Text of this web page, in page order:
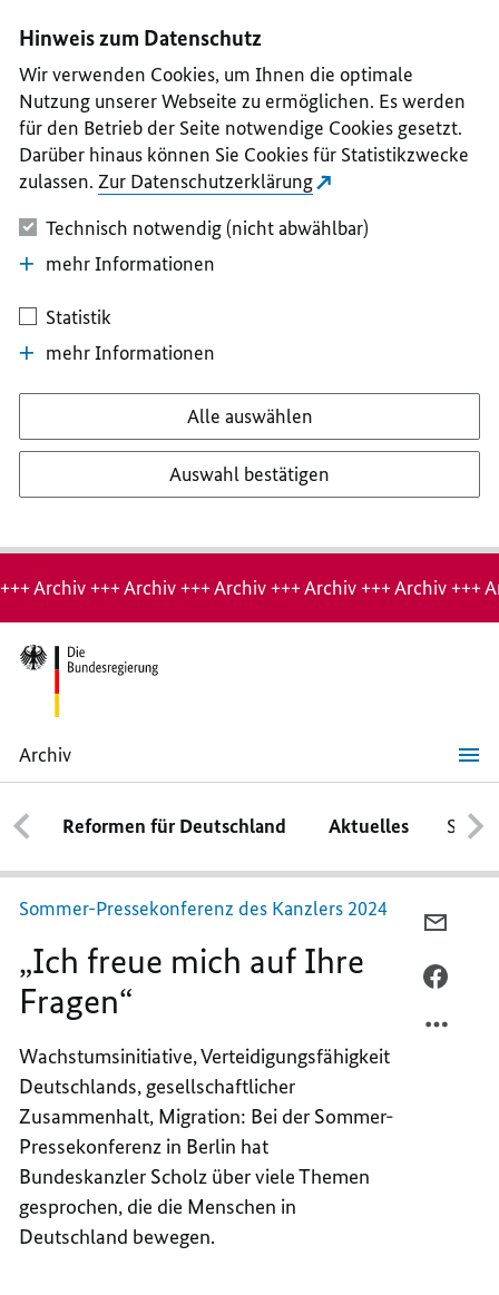
II
III
IV
V
Hinweis zum Datenschutz
Wir verwenden Cookies, um Ihnen die optimale
Nutzung unserer Webseite zu ermöglichen. Es werden
für den Betrieb der Seite notwendige Cookies gesetzt.
Darüber hinaus können Sie Cookies für Statistikzwecke
zulassen. Zur Datenschutzerklärung
Technisch notwendig (nicht abwählbar)
mehr Informationen
Statistik
mehr Informationen
Alle auswählen
Auswahl bestätigen
Hinweis:
Archiv-
Seite
+++ Archiv +++ Archiv +++ Archiv +++ Archiv +++ Archiv +++
Archiv
„Ich
freue
mich
auf
Ihre
Fragen“
Reformen für Deutschland Aktuelles
Sommer-Pressekonferenz des Kanzlers 2024
„Ich freue mich auf Ihre
Fragen“
Wachstumsinitiative, Verteidigungsfähigkeit
Deutschlands, gesellschaftlicher
Zusammenhalt, Migration: Bei der Sommer-
Pressekonferenz in Berlin hat
Bundeskanzler Scholz über viele Themen
gesprochen, die die Menschen in
Deutschland bewegen.